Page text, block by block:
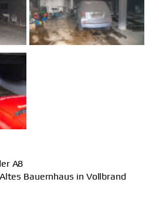
A8
Altes Bauernhaus in Vollbrand